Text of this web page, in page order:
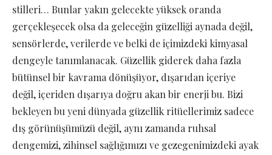
stilleri… Bunlar yakın gelecekte yüksek oranda
gerçekleşecek olsa da geleceğin güzelliği aynada değil,
sensörlerde, verilerde ve belki de içimizdeki kimyasal
dengeyle tanımlanacak. Güzellik giderek daha fazla
bütünsel bir kavrama dönüşüyor, dışarıdan içeriye
değil, içeriden dışarıya doğru akan bir enerji bu. Bizi
bekleyen bu yeni dünyada güzellik ritüellerimiz sadece
dış görünüşümüzü değil, aynı zamanda ruhsal
dengemizi, zihinsel sağlığımızı ve gezegenimizdeki ayak